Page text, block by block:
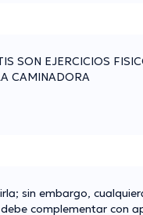
SON EJERCICIOS
CAMINADORA
sin embargo,
complementar con